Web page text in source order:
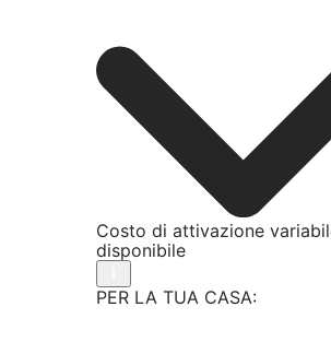
Costo di attivazione
disponibile
PER LA TUA CASA: